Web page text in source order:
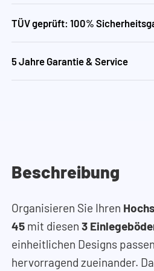
TÜV geprüft: 100%
5 Jahre Garantie & Service
Beschreibung
Organisieren Sie Ihren
45 mit diesen3
einheitlichen Designs
hervorragend zueinander.